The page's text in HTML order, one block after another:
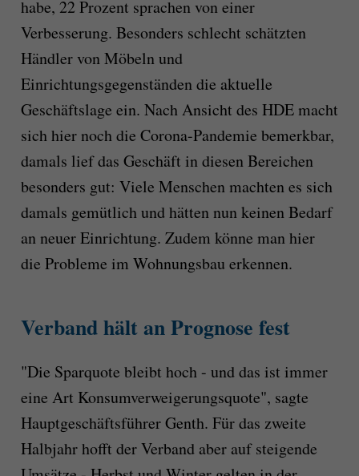
habe, 22 Prozent sprachen von einer
Verbesserung. Besonders schlecht schätzten
Händler von Möbeln und
Einrichtungsgegenständen die aktuelle
Geschäftslage ein. Nach Ansicht des HDE macht
sich hier noch die Corona-Pandemie bemerkbar,
damals lief das Geschäft in diesen Bereichen
besonders gut: Viele Menschen machten es sich
damals gemütlich und hätten nun keinen Bedarf
an neuer Einrichtung. Zudem könne man hier
die Probleme im Wohnungsbau erkennen.
Verband hält an Prognose fest
"Die Sparquote bleibt hoch - und das ist immer
eine Art Konsumverweigerungsquote", sagte
Hauptgeschäftsführer Genth. Für das zweite
Halbjahr hofft der Verband aber auf steigende